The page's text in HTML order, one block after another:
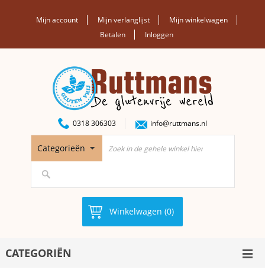
Mijn account Mijn verlanglijst
Mijn winkelwagen
Betalen
Inloggen
0318 306303 info@ruttmans.nl
Categorieën
Winkelwagen (0)
CATEGORIËN